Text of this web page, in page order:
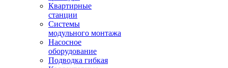
Квартирные
станции
Системы
модульного монтажа
Насосное
оборудование
Подводка гибкая